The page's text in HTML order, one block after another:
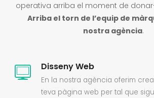
operativa arriba el moment de
Arriba el torn de l’equip de
nostra agència.
Disseny Web
En la nostra agència oferim
teva pàgina web per tal que